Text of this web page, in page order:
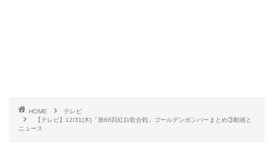
HOME
テレビ
【テレビ】12/31(木)「第66回紅白歌合戦」ゴールデンボンバーまとめ③動画と
ニュース